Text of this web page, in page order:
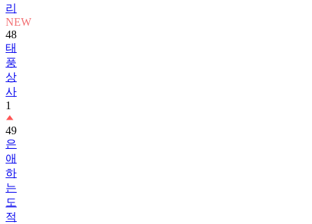
리
NEW
48
태
풍
상
사
1
49
은
애
하
는
도
적